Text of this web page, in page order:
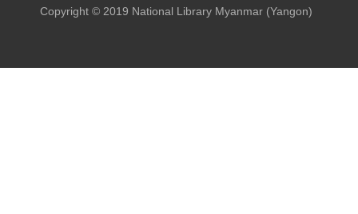
Copyright © 2019 National Library Myanmar (Yangon)